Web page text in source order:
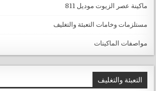
ماكينة عصر الزيوت موديل 811
مستلزمات وخامات التعبئة والتغليف
مواصفات الماكينات
التعبئة والتغليف